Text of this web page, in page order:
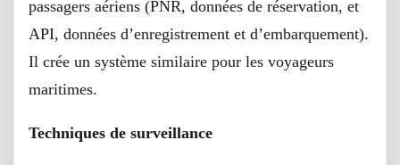
passagers aériens (PNR, données de réservation, et
API, données d’enregistrement et d’embarquement).
Il crée un système similaire pour les voyageurs
maritimes.
Techniques de surveillance